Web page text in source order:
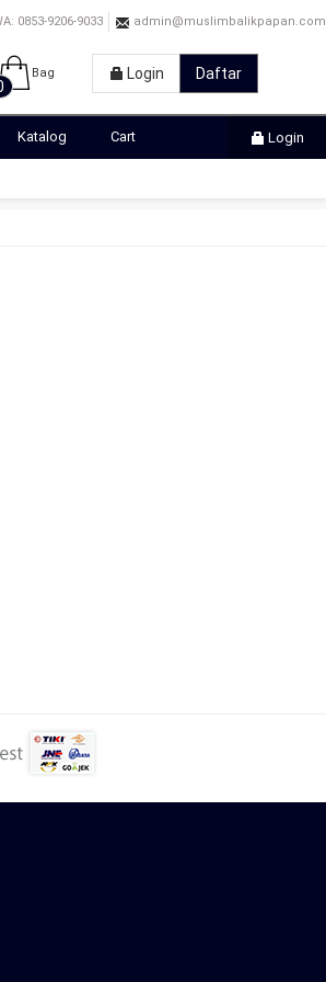
0853-9206-9033 admin@muslimbalikpapan.com
Bag Login Daftar
Katalog Cart Login